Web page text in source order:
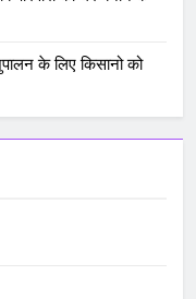
के लिए किसानो को